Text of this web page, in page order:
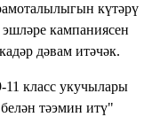
күтәрү
кампаниясен
дәвам итәчәк.
11 класс укучылары
тәэмин итү"